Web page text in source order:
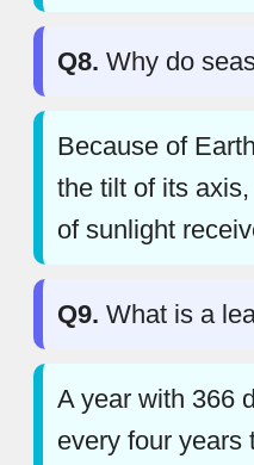
Q8. Why do
Because of
the tilt of its
of sunlight
Q9. What is a
A year with 366
every four years